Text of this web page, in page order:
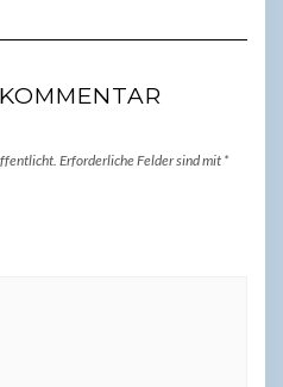
Erforderliche Felder sind mit *